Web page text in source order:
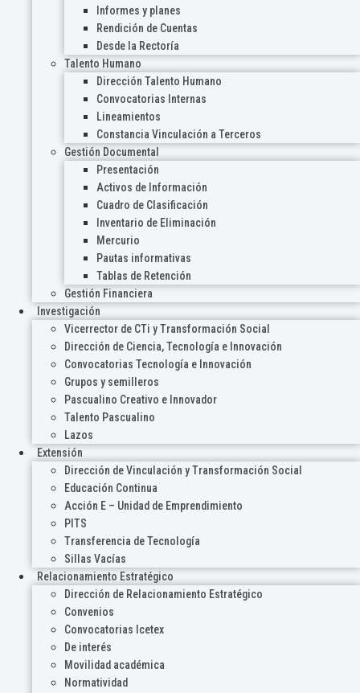
Informes y planes
Rendición de Cuentas
Desde la Rectoría
Talento Humano
Dirección Talento Humano
Convocatorias Internas
Lineamientos
Constancia Vinculación a Terceros
Gestión Documental
Presentación
Activos de Información
Cuadro de Clasificación
Inventario de Eliminación
Mercurio
Pautas informativas
Tablas de Retención
Gestión Financiera
Investigación
Vicerrector de CTi y Transformación Social
Dirección de Ciencia, Tecnología e Innovación
Convocatorias Tecnología e Innovación
Grupos y semilleros
Pascualino Creativo e Innovador
Talento Pascualino
Lazos
Extensión
Dirección de Vinculación y Transformación Social
Educación Continua
Acción E – Unidad de Emprendimiento
PITS
Transferencia de Tecnología
Sillas Vacías
Relacionamiento Estratégico
Dirección de Relacionamiento Estratégico
Convenios
Convocatorias Icetex
De interés
Movilidad académica
Normatividad